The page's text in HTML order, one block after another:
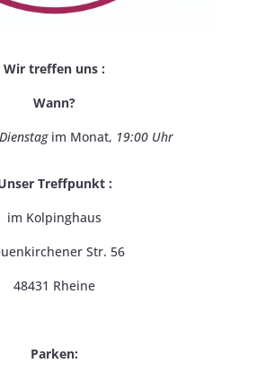
Wir treffen uns :
Wann?
im Monat, 19:00 Uhr
Treffpunkt :
im Kolpinghaus
Str. 56
48431 Rheine
Parken: